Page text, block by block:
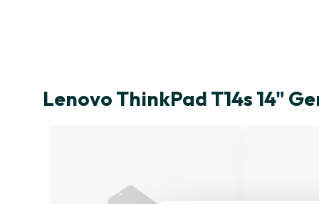
Lenovo ThinkPad T14s 14"